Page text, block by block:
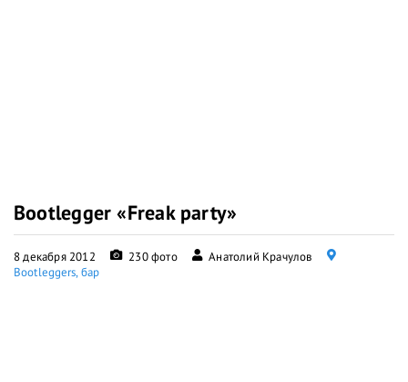
Bootlegger «Freak party»
8 декабря 2012 230 фото
Анатолий Крачулов
Bootleggers, бар